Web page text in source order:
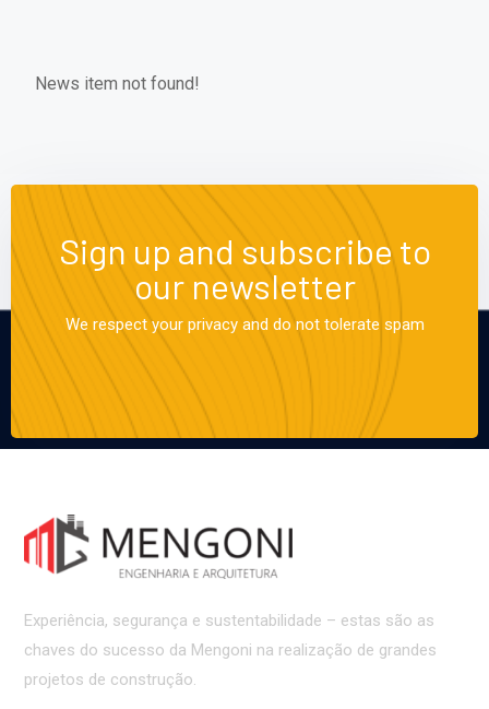
News item not found!
Sign up and subscribe to
our newsletter
We respect your privacy and do not tolerate spam
Experiência, segurança e sustentabilidade – estas são as
chaves do sucesso da Mengoni na realização de grandes
projetos de construção.